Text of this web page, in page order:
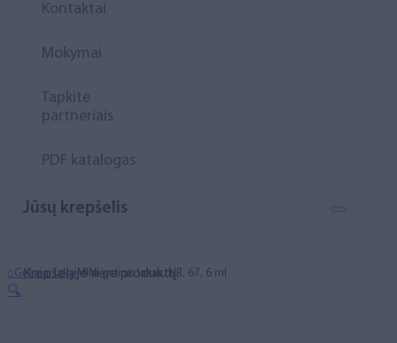
Kontaktai
Mokymai
Tapkite
partneriais
PDF katalogas
Jūsų krepšelis
Krepšelyje nėra produktų.
⌂Geliniai lakai MINI gelinis lakas, NR. 67, 6 ml
🔍